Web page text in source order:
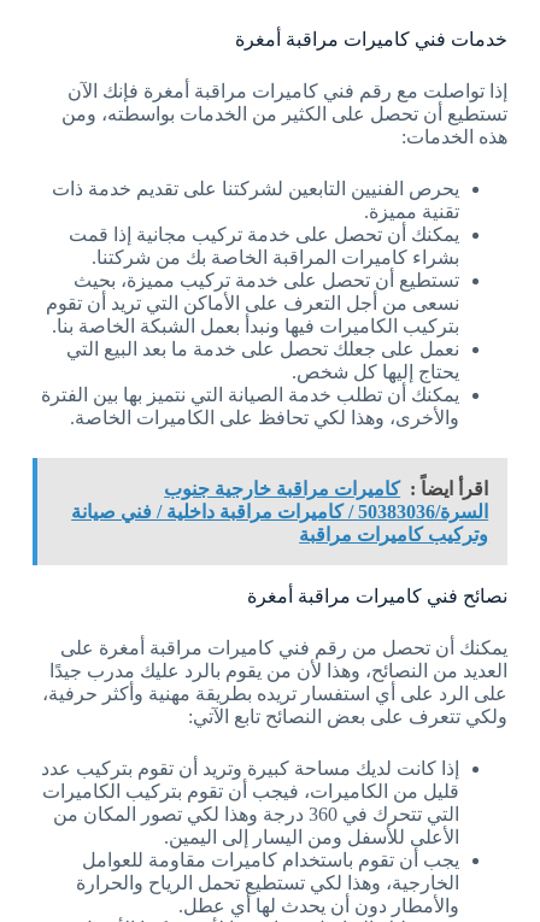
خدمات فني كاميرات مراقبة أمغرة
إذا تواصلت مع رقم فني كاميرات مراقبة أمغرة فإنك الآن
تستطيع أن تحصل على الكثير من الخدمات بواسطته، ومن
هذه الخدمات:
يحرص الفنيين التابعين لشركتنا على تقديم خدمة ذات
تقنية مميزة.
يمكنك أن تحصل على خدمة تركيب مجانية إذا قمت
بشراء كاميرات المراقبة الخاصة بك من شركتنا.
تستطيع أن تحصل على خدمة تركيب مميزة، بحيث
نسعى من أجل التعرف على الأماكن التي تريد أن تقوم
بتركيب الكاميرات فيها ونبدأ بعمل الشبكة الخاصة بنا.
نعمل على جعلك تحصل على خدمة ما بعد البيع التي
يحتاج إليها كل شخص.
يمكنك أن تطلب خدمة الصيانة التي نتميز بها بين الفترة
والأخرى، وهذا لكي تحافظ على الكاميرات الخاصة.
اقرأ ايضاً : كاميرات مراقبة خارجية جنوب
السرة/50383036 / كاميرات مراقبة داخلية / فني صيانة
وتركيب كاميرات مراقبة
نصائح فني كاميرات مراقبة أمغرة
يمكنك أن تحصل من رقم فني كاميرات مراقبة أمغرة على
العديد من النصائح، وهذا لأن من يقوم بالرد عليك مدرب جيدًا
على الرد على أي استفسار تريده بطريقة مهنية وأكثر حرفية،
ولكي تتعرف على بعض النصائح تابع الآتي:
إذا كانت لديك مساحة كبيرة وتريد أن تقوم بتركيب عدد
قليل من الكاميرات، فيجب أن تقوم بتركيب الكاميرات
التي تتحرك في 360 درجة وهذا لكي تصور المكان من
الأعلى للأسفل ومن اليسار إلى اليمين.
يجب أن تقوم باستخدام كاميرات مقاومة للعوامل
الخارجية، وهذا لكي تستطيع تحمل الرياح والحرارة
والأمطار دون أن يحدث لها أي عطل.